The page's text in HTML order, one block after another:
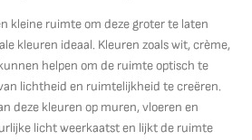
kleine ruimte om deze groter te laten
kleuren ideaal. Kleuren zoals wit, crème,
helpen om de ruimte optisch te
lichtheid en ruimtelijkheid te creëren.
deze kleuren op muren, vloeren en
licht weerkaatst en lijkt de ruimte